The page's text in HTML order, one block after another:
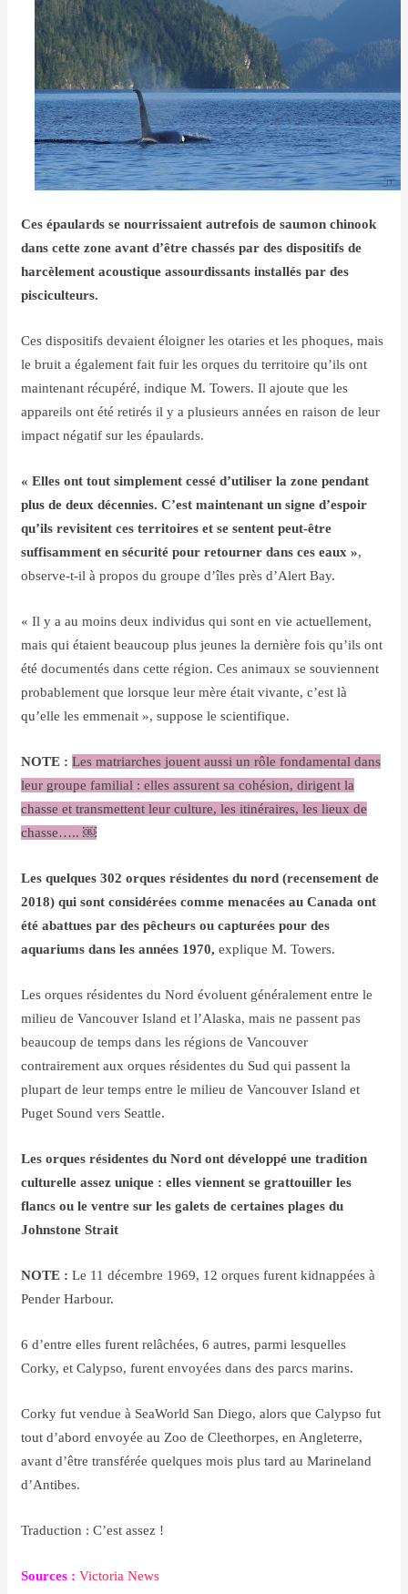
Ces épaulards se nourrissaient autrefois de saumon chinook
dans cette zone avant d’être chassés par des dispositifs de
harcèlement acoustique assourdissants installés par des
pisciculteurs.
Ces dispositifs devaient éloigner les otaries et les phoques, mais
le bruit a également fait fuir les orques du territoire qu’ils ont
maintenant récupéré, indique M. Towers. Il ajoute que les
appareils ont été retirés il y a plusieurs années en raison de leur
impact négatif sur les épaulards.
« Elles ont tout simplement cessé d’utiliser la zone pendant
plus de deux décennies. C’est maintenant un signe d’espoir
qu’ils revisitent ces territoires et se sentent peut-être
suffisamment en sécurité pour retourner dans ces eaux »,
observe-t-il à propos du groupe d’îles près d’Alert Bay.
« Il y a au moins deux individus qui sont en vie actuellement,
mais qui étaient beaucoup plus jeunes la dernière fois qu’ils ont
été documentés dans cette région. Ces animaux se souviennent
probablement que lorsque leur mère était vivante, c’est là
qu’elle les emmenait », suppose le scientifique.
NOTE : Les matriarches jouent aussi un rôle fondamental dans
leur groupe familial : elles assurent sa cohésion, dirigent la
chasse et transmettent leur culture, les itinéraires, les lieux de
chasse….. ￼
Les quelques 302 orques résidentes du nord (recensement de
2018) qui sont considérées comme menacées au Canada ont
été abattues par des pêcheurs ou capturées pour des
aquariums dans les années 1970, explique M. Towers.
Les orques résidentes du Nord évoluent généralement entre le
milieu de Vancouver Island et l’Alaska, mais ne passent pas
beaucoup de temps dans les régions de Vancouver
contrairement aux orques résidentes du Sud qui passent la
plupart de leur temps entre le milieu de Vancouver Island et
Puget Sound vers Seattle.
Les orques résidentes du Nord ont développé une tradition
culturelle assez unique : elles viennent se grattouiller les
flancs ou le ventre sur les galets de certaines plages du
Johnstone Strait
NOTE :Le 11 décembre 1969, 12 orques furent kidnappées à
Pender Harbour.
6 d’entre elles furent relâchées, 6 autres, parmi lesquelles
Corky, et Calypso, furent envoyées dans des parcs marins.
Corky fut vendue à SeaWorld San Diego, alors que Calypso fut
tout d’abord envoyée au Zoo de Cleethorpes, en Angleterre,
avant d’être transférée quelques mois plus tard au Marineland
d’Antibes.
Traduction : C’est assez !
Sources :Victoria News